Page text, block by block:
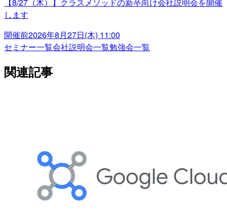
します
開催前2026年8月27日(木) 11:00
セミナー一覧会社説明会一覧勉強会一覧
関連記事